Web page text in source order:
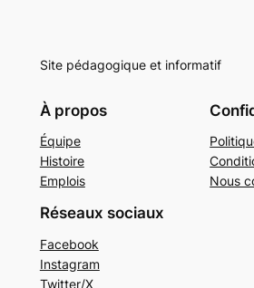
Site pédagogique et informatif
À propos
Équipe
Histoire
Emplois
Nous
Réseaux sociaux
Facebook
Instagram
Twitter/X